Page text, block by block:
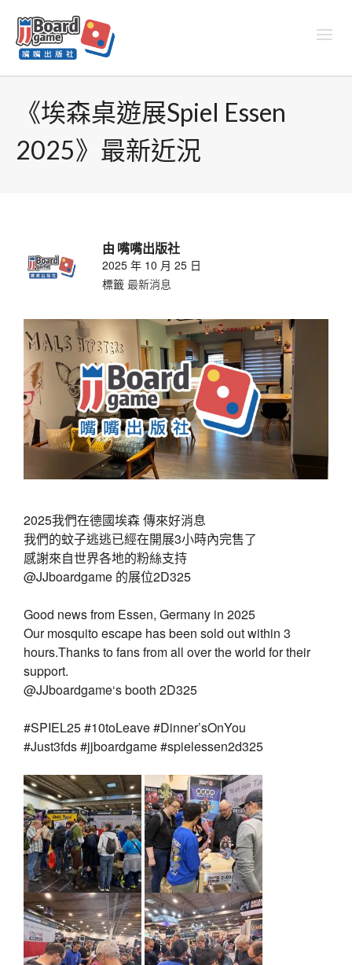
《埃森桌遊展Spiel Essen
2025》最新近況
由 嘴嘴出版社
2025 年 10 月 25 日
標籤 最新消息
2025我們在德國埃森 傳來好消息
我們的蚊子逃逃已經在開展3小時內完售了
感謝來自世界各地的粉絲支持
@JJboardgame 的展位2D325
Good news from Essen, Germany in 2025
Our mosquito escape has been sold out within 3
hours.Thanks to fans from all over the world for their
support.
@JJboardgame‘s booth 2D325
#SPIEL25 #10toLeave #Dinner’sOnYou
#Just3fds #jjboardgame #spielessen2d325